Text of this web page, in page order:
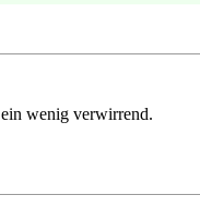
wenig verwirrend.